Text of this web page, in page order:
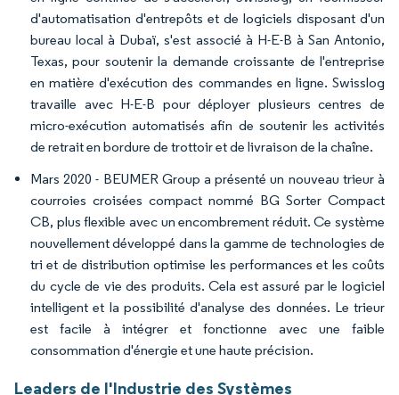
d'automatisation d'entrepôts et de logiciels disposant d'un
bureau local à Dubaï, s'est associé à H-E-B à San Antonio,
Texas, pour soutenir la demande croissante de l'entreprise
en matière d'exécution des commandes en ligne. Swisslog
travaille avec H-E-B pour déployer plusieurs centres de
micro-exécution automatisés afin de soutenir les activités
de retrait en bordure de trottoir et de livraison de la chaîne.
Mars 2020 - BEUMER Group a présenté un nouveau trieur à
courroies croisées compact nommé BG Sorter Compact
CB, plus flexible avec un encombrement réduit. Ce système
nouvellement développé dans la gamme de technologies de
tri et de distribution optimise les performances et les coûts
du cycle de vie des produits. Cela est assuré par le logiciel
intelligent et la possibilité d'analyse des données. Le trieur
est facile à intégrer et fonctionne avec une faible
consommation d'énergie et une haute précision.
Leaders de l'Industrie des Systèmes